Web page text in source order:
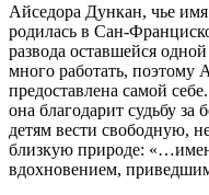
Айседора Дункан, чье
родилась в Сан-
развода оставшейся
много работать, поэтому
предоставлена самой
она благодарит судьбу
детям вести свободную,
близкую природе:
вдохновением,